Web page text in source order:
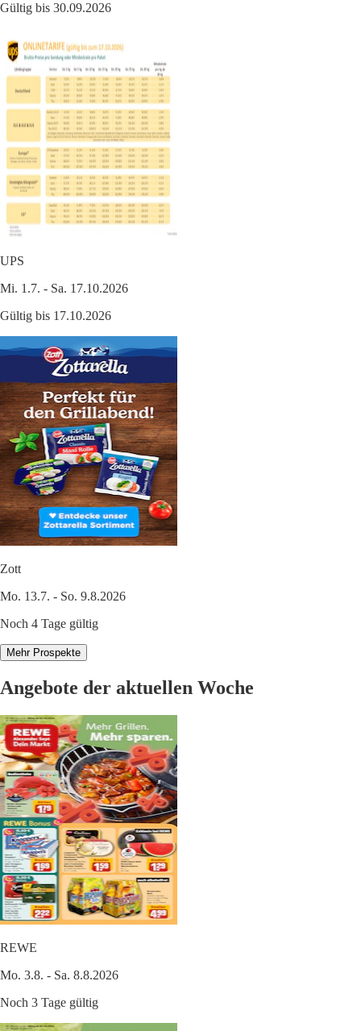
Gültig bis 30.09.2026
UPS
Mi. 1.7. - Sa. 17.10.2026
Gültig bis 17.10.2026
Zott
Mo. 13.7. - So. 9.8.2026
Noch 4 Tage gültig
Mehr Prospekte
Angebote der aktuellen Woche
REWE
Mo. 3.8. - Sa. 8.8.2026
Noch 3 Tage gültig